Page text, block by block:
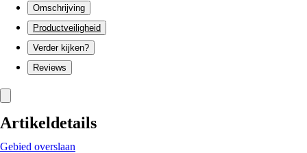
Omschrijving
Productveiligheid
Verder kijken?
Reviews
Artikeldetails
Gebied overslaan